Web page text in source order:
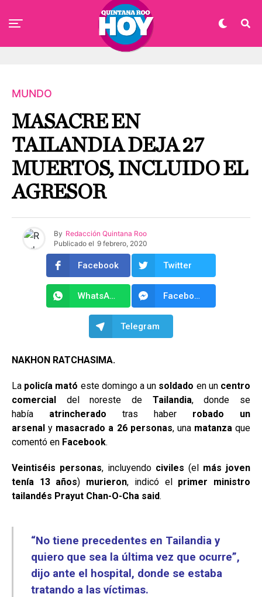
MUNDO
MASACRE EN
TAILANDIA DEJA 27
MUERTOS, INCLUIDO EL
AGRESOR
By Redacción Quintana Roo
Publicado el 9 febrero, 2020
Facebook Twitter
WhatsApp Facebook Messenger
Telegram
NAKHON RATCHASIMA.
La policía mató este domingo a un soldado en un centro
comercial del noreste de Tailandia, donde se
había atrincherado tras haber robado un
arsenal y masacrado a 26 personas, una matanzaque
comentó en Facebook.
Veintiséis personas, incluyendo civiles (el más joven
tenía 13 años) murieron, indicó el primer ministro
tailandés Prayut Chan-O-Cha said.
“No tiene precedentes en Tailandia y
quiero que sea la última vez que ocurre”,
dijo ante el hospital, donde se estaba
tratando a las víctimas.